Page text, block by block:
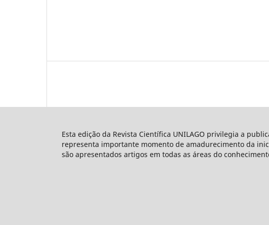
Esta edição da Revista Científica UNILAGO privilegia a
representa importante momento de amadurecimento da
são apresentados artigos em todas as áreas do